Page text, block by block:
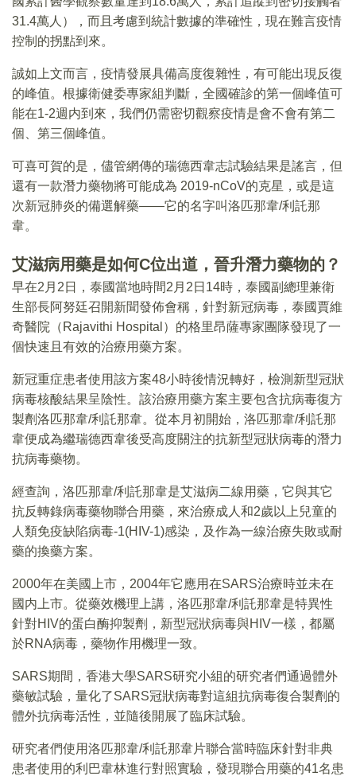
31.4萬人），而且考慮到統計數據的準確性，現在難言疫情
控制的拐點到來。
誠如上文而言，疫情發展具備高度復雜性，有可能出現反復
的峰值。根據衛健委專家組判斷，全國確診的第一個峰值可
能在1-2週内到來，我們仍需密切觀察疫情是會不會有第二
個、第三個峰值。
可喜可賀的是，儘管網傳的瑞德西韋志試驗結果是謠言，但
還有一款潛力藥物將可能成為 2019-nCoV的克星，或是這
次新冠肺炎的備選解藥——它的名字叫洛匹那韋/利託那
韋。
艾滋病用藥是如何C位出道，晉升潛力藥物的？
早在2月2日，泰國當地時間2月2日14時，泰國副總理兼衛
生部長阿努廷召開新聞發佈會稱，針對新冠病毒，泰國賈維
奇醫院（Rajavithi Hospital）的格里昂薩專家團隊發現了一
個快速且有效的治療用藥方案。
新冠重症患者使用該方案48小時後情況轉好，檢測新型冠狀
病毒核酸結果呈陰性。該治療用藥方案主要包含抗病毒復方
製劑洛匹那韋/利託那韋。從本月初開始，洛匹那韋/利託那
韋便成為繼瑞德西韋後受高度關注的抗新型冠狀病毒的潛力
抗病毒藥物。
經查詢，洛匹那韋/利託那韋是艾滋病二線用藥，它與其它
抗反轉錄病毒藥物聯合用藥，來治療成人和2歲以上兒童的
人類免疫缺陷病毒-1(HIV-1)感染，及作為一線治療失敗或耐
藥的換藥方案。
2000年在美國上市，2004年它應用在SARS治療時並未在
國内上市。從藥效機理上講，洛匹那韋/利託那韋是特異性
針對HIV的蛋白酶抑製劑，新型冠狀病毒與HIV一樣，都屬
於RNA病毒，藥物作用機理一致。
SARS期間，香港大學SARS研究小組的研究者們通過體外
藥敏試驗，量化了SARS冠狀病毒對這組抗病毒復合製劑的
體外抗病毒活性，並隨後開展了臨床試驗。
研究者們使用洛匹那韋/利託那韋片聯合當時臨床針對非典
患者使用的利巴韋林進行對照實驗，發現聯合用藥的41名患